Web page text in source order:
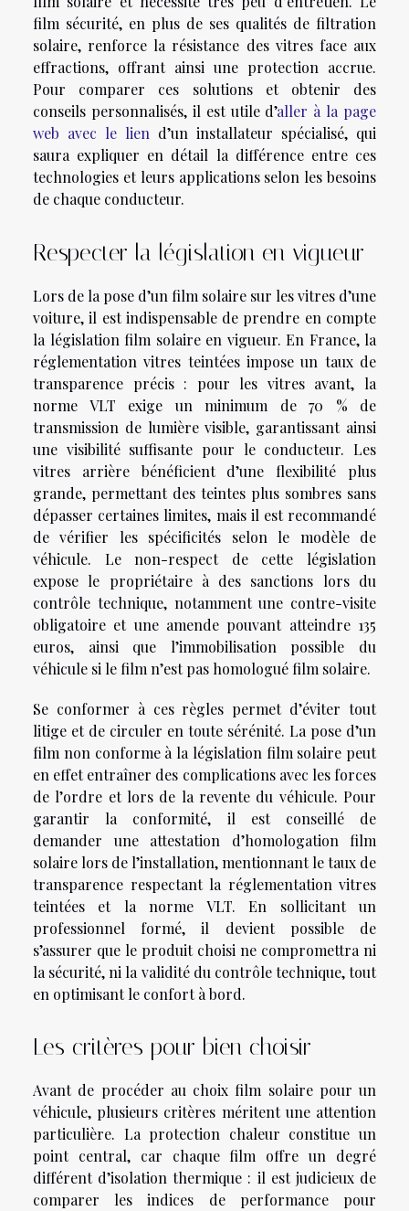
film sécurité, en plus de ses qualités de filtration
solaire, renforce la résistance des vitres face aux
effractions, offrant ainsi une protection accrue.
Pour comparer ces solutions et obtenir des
conseils personnalisés, il est utile d’aller à la page
web avec le lien d’un installateur spécialisé, qui
saura expliquer en détail la différence entre ces
technologies et leurs applications selon les besoins
de chaque conducteur.
Respecter la législation en vigueur
Lors de la pose d’un film solaire sur les vitres d’une
voiture, il est indispensable de prendre en compte
la législation film solaire en vigueur. En France, la
réglementation vitres teintées impose un taux de
transparence précis : pour les vitres avant, la
norme VLT exige un minimum de 70 % de
transmission de lumière visible, garantissant ainsi
une visibilité suffisante pour le conducteur. Les
vitres arrière bénéficient d’une flexibilité plus
grande, permettant des teintes plus sombres sans
dépasser certaines limites, mais il est recommandé
de vérifier les spécificités selon le modèle de
véhicule. Le non-respect de cette législation
expose le propriétaire à des sanctions lors du
contrôle technique, notamment une contre-visite
obligatoire et une amende pouvant atteindre 135
euros, ainsi que l’immobilisation possible du
véhicule si le film n’est pas homologué film solaire.
Se conformer à ces règles permet d’éviter tout
litige et de circuler en toute sérénité. La pose d’un
film non conforme à la législation film solaire peut
en effet entraîner des complications avec les forces
de l’ordre et lors de la revente du véhicule. Pour
garantir la conformité, il est conseillé de
demander une attestation d’homologation film
solaire lors de l’installation, mentionnant le taux de
transparence respectant la réglementation vitres
teintées et la norme VLT. En sollicitant un
professionnel formé, il devient possible de
s’assurer que le produit choisi ne compromettra ni
la sécurité, ni la validité du contrôle technique, tout
en optimisant le confort à bord.
Les critères pour bien choisir
Avant de procéder au choix film solaire pour un
véhicule, plusieurs critères méritent une attention
particulière. La protection chaleur constitue un
point central, car chaque film offre un degré
différent d’isolation thermique : il est judicieux de
comparer les indices de performance pour